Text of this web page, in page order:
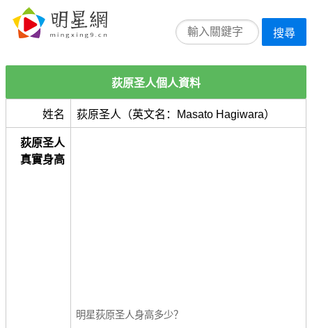
搜尋
荻原圣人個人資料
姓名 荻原圣人（英文名：Masato Hagiwara）
荻原圣人
真實身高
明星荻原圣人身高多少？